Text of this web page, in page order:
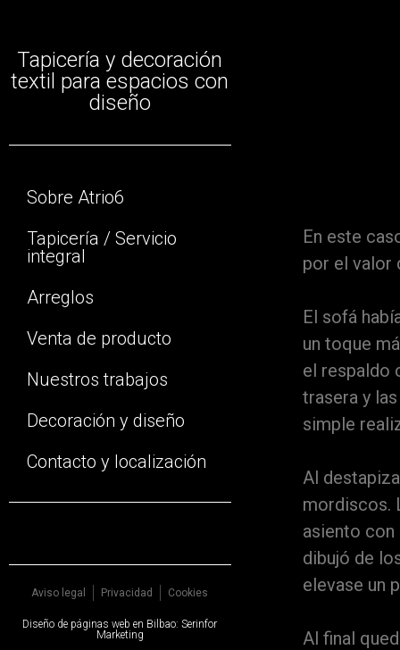
Tapicería y decoración
textil para espacios con
diseño
Sobre Atrio6
Tapicería / Servicio
integral
Arreglos
Venta de producto
Nuestros trabajos
Decoración y diseño
Contacto y localización
Aviso legal Privacidad Cookies
Diseño de páginas web en Bilbao:Serinfor
Marketing
En este
por el valor
El sofá
un toque
el respaldo
trasera y
simple
Al
mordiscos.
asiento con
dibujó de
elevase un
Al final